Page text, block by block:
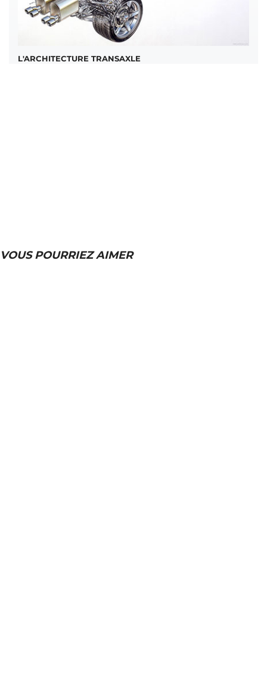
L'ARCHITECTURE TRANSAXLE
VOUS POURRIEZ AIMER